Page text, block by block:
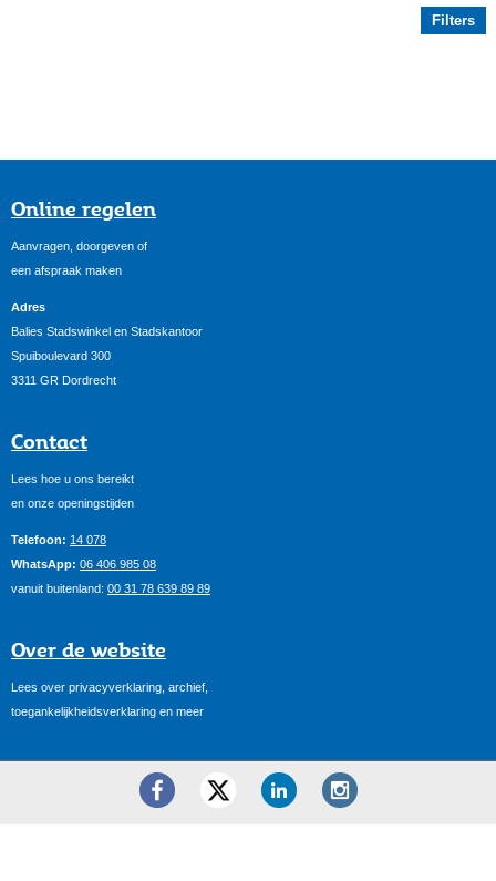
Filters
Online regelen
Aanvragen, doorgeven of
een afspraak maken
Adres
Balies Stadswinkel en Stadskantoor
Spuiboulevard 300
3311 GR Dordrecht
Contact
Lees hoe u ons bereikt
en onze openingstijden
Telefoon: 14 078
WhatsApp: 06 406 985 08
vanuit buitenland: 00 31 78 639 89 89
Over de website
Lees over privacyverklaring, archief,
toegankelijkheidsverklaring en meer